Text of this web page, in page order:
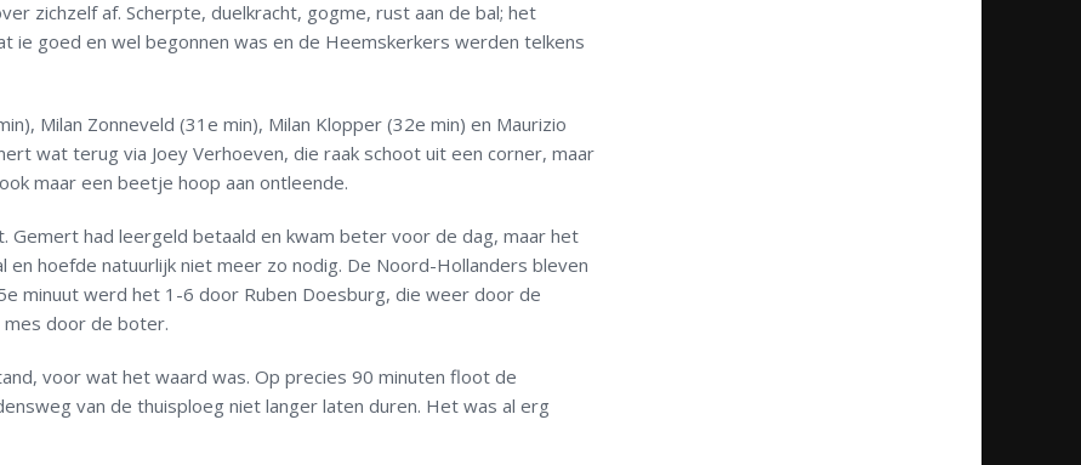
zichzelf af. Scherpte, duelkracht, gogme, rust aan de bal; het
ie goed en wel begonnen was en de Heemskerkers werden telkens
Milan Zonneveld (31e min), Milan Klopper (32e min) en Maurizio
wat terug via Joey Verhoeven, die raak schoot uit een corner, maar
maar een beetje hoop aan ontleende.
Gemert had leergeld betaald en kwam beter voor de dag, maar het
en hoefde natuurlijk niet meer zo nodig. De Noord-Hollanders bleven
minuut werd het 1-6 door Ruben Doesburg, die weer door de
door de boter.
voor wat het waard was. Op precies 90 minuten floot de
van de thuisploeg niet langer laten duren. Het was al erg